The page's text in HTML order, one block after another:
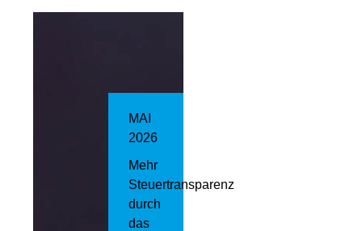
MAI
2026
Mehr
Steuertransparenz
durch
das